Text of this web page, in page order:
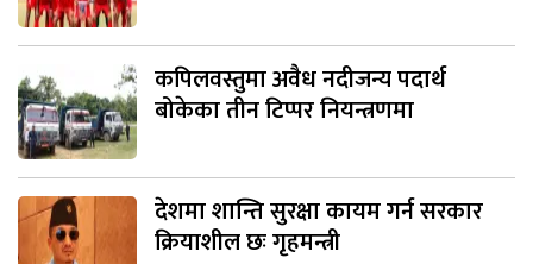
कपिलवस्तुमा अवैध नदीजन्य पदार्थ
बोकेका तीन टिप्पर नियन्त्रणमा
देशमा शान्ति सुरक्षा कायम गर्न सरकार
क्रियाशील छः गृहमन्त्री